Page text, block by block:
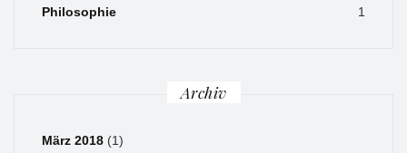
Philosophie 1
Archiv
März 2018 (1)